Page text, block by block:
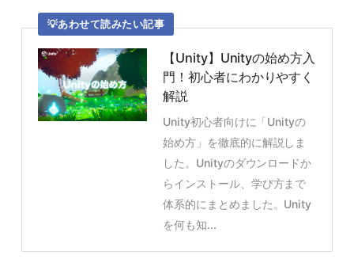
あわせて読みたい記事
【Unity】Unityの始め方入
門！初心者にわかりやすく
解説
Unity初心者向けに「Unityの
始め方」を徹底的に解説しま
した。Unityのダウンロードか
らインストール、学び方まで
体系的にまとめました。Unity
を何も知...